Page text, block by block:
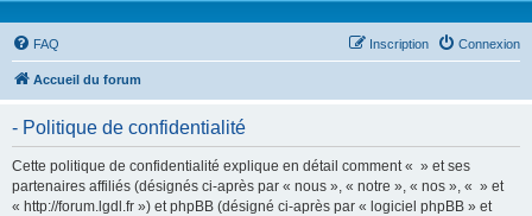
FAQ Connexion
Inscription
Accueil du forum
- Politique de confidentialité
Cette politique de confidentialité explique en détail comment « » et ses
partenaires affiliés (désignés ci-après par « nous », « notre », « nos », « » et
« http://forum.lgdl.fr ») et phpBB (désigné ci-après par « logiciel phpBB » et